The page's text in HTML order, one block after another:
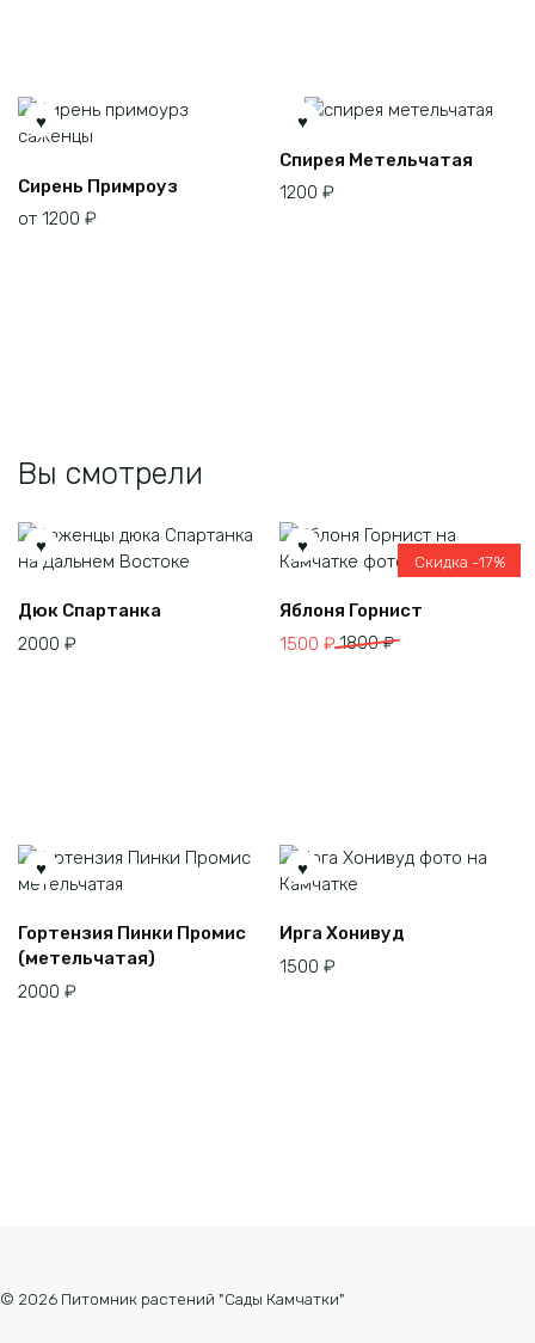
товара.
товар
Сирень Примроуз
от 1200 ₽
Спирея Метельчатая
1200 ₽
Вы смотрели
Дюк Спартанка
2000 ₽
Скидка -17%
Яблоня Горнист
1800₽
Первоначальная
1500 ₽
Текущая
Гортензия Пинки Промис
(метельчатая)
2000 ₽
Ирга Хонивуд
1500 ₽
© 2026 Питомник растений "Сады Камчатки"